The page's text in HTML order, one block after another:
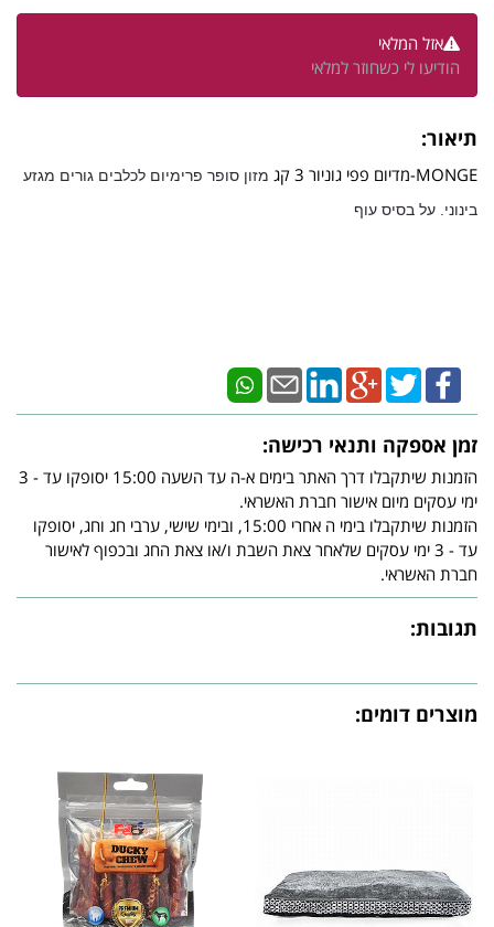
אזל המלאי
הודיעו לי כשחוזר למלאי
תיאור:
MONGE-מדיום פפי גוניור 3 קג
מזון סופר פרימיום לכלבים גורים מגזע
בינוני. על בסיס עוף
זמן אספקה ותנאי רכישה:
הזמנות שיתקבלו דרך האתר בימים א-ה עד השעה 15:00 יסופקו עד - 3
ימי עסקים מיום אישור חברת האשראי.
הזמנות שיתקבלו בימי ה אחרי 15:00, ובימי שישי, ערבי חג וחג, יסופקו
עד - 3 ימי עסקים שלאחר צאת השבת ו/או צאת החג ובכפוף לאישור
חברת האשראי.
תגובות:
מוצרים דומים: